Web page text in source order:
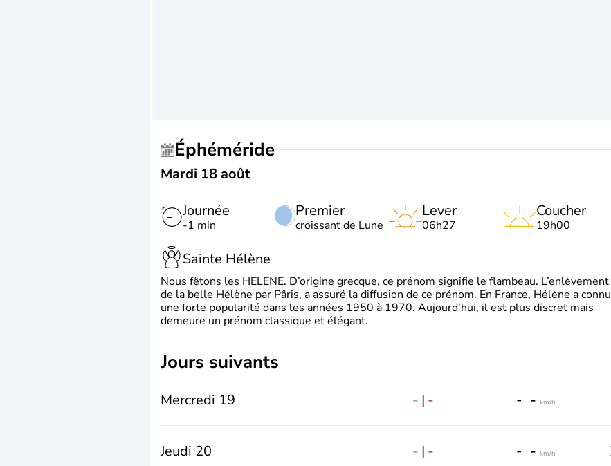
Éphéméride
Mardi 18 août
Journée
-1 min
Premier
croissant de Lune
Lever
06h27
Coucher
19h00
Sainte Hélène
Nous fêtons les HELENE. D’origine grecque, ce prénom signifie le flambeau. L’enlèvement
de la belle Hélène par Pâris, a assuré la diffusion de ce prénom. En France, Hélène a connu
une forte popularité dans les années 1950 à 1970. Aujourd'hui, il est plus discret mais
demeure un prénom classique et élégant.
jours suivants
Mercredi 19 - | - - - km/h
Jeudi 20 - | - - - km/h